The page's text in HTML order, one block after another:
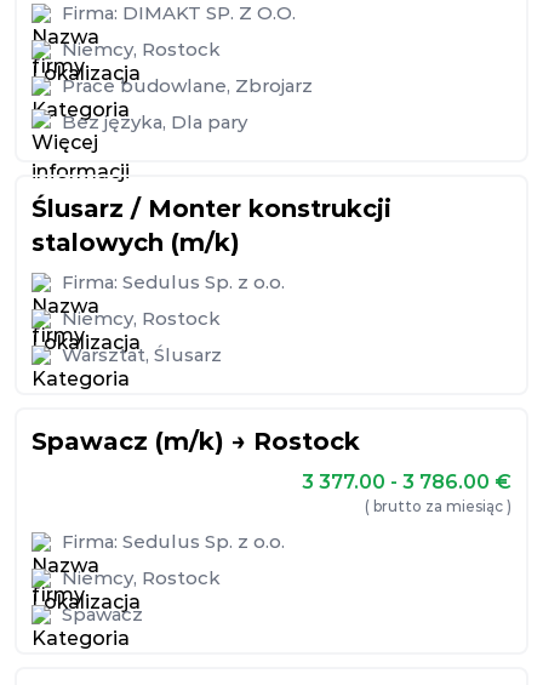
Firma: DIMAKT SP. Z O.O.
Niemcy, Rostock
Prace budowlane, Zbrojarz
Bez języka, Dla pary
Ślusarz / Monter konstrukcji
stalowych (m/k)
Firma: Sedulus Sp. z o.o.
Niemcy, Rostock
Warsztat, Ślusarz
Spawacz (m/k) → Rostock
3 377.00 - 3 786.00 €
( brutto za miesiąc )
Firma: Sedulus Sp. z o.o.
Niemcy, Rostock
Spawacz